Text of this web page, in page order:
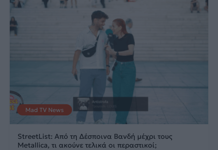
Mad TV News
StreetList: Από τη Δέσποινα Βανδή μέχρι τους
Metallica, τι ακούνε τελικά οι περαστικοί;